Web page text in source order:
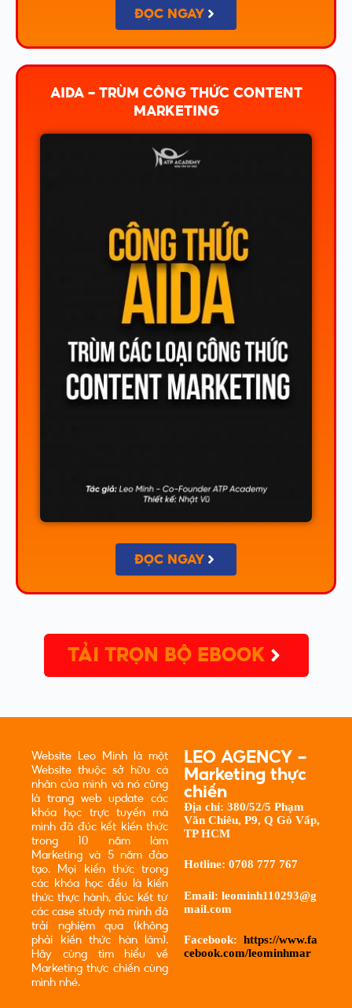
ĐỌC NGAY
AIDA - TRÙM CÔNG THỨC CONTENT
MARKETING
ĐỌC NGAY
TẢI TRỌN BỘ EBOOK
Website Leo Minh là một
Website thuộc sở hữu cá
nhân của mình và nó cũng
là trang web update các
khóa học trực tuyến mà
mình đã đúc kết kiến thức
trong 10 năm làm
Marketing và 5 năm đào
tạo. Mọi kiến thức trong
các khóa học đều là kiến
thức thực hành, đúc kết từ
các case study mà mình đã
trải nghiệm qua (không
phải kiến thức hàn lâm).
Hãy cùng tìm hiểu về
Marketing thực chiến cùng
mình nhé.
LEO AGENCY -
Marketing thực
chiến
Địa chỉ: 380/52/5 Phạm
Văn Chiêu, P9, Q Gò Vấp,
TP HCM
Hotline: 0708 777 767
Email: leominh110293@g
mail.com
Facebook: https://www.fa
cebook.com/leominhmar